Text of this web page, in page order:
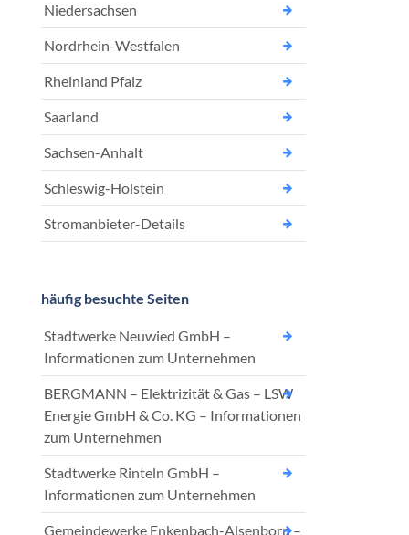
Niedersachsen
Nordrhein-Westfalen
Rheinland Pfalz
Saarland
Sachsen-Anhalt
Schleswig-Holstein
Stromanbieter-Details
häufig besuchte Seiten
Stadtwerke Neuwied GmbH –
Informationen zum Unternehmen
BERGMANN – Elektrizität & Gas – LSW
Energie GmbH & Co. KG – Informationen
zum Unternehmen
Stadtwerke Rinteln GmbH –
Informationen zum Unternehmen
Gemeindewerke Enkenbach-Alsenborn –